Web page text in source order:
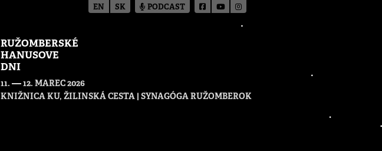
RUŽOMBERSKÉ
HANUSOVE
DNI
11. — 12. MAREC 2026
KNIŽNICA KU, ŽILINSKÁ CESTA | SYNAGÓGA RUŽOMBEROK
EN SK PODCAST